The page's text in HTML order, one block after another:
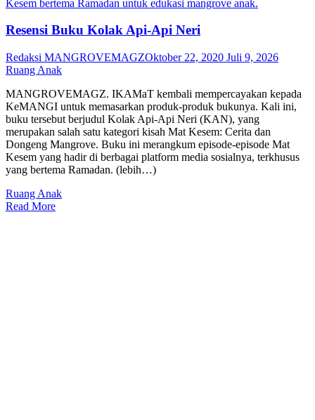
Resensi Buku Kolak Api-Api Neri
Redaksi MANGROVEMAGZOktober 22, 2020 Juli 9, 2026
Ruang Anak
MANGROVEMAGZ. IKAMaT kembali mempercayakan kepada
KeMANGI untuk memasarkan produk-produk bukunya. Kali ini,
buku tersebut berjudul Kolak Api-Api Neri (KAN), yang
merupakan salah satu kategori kisah Mat Kesem: Cerita dan
Dongeng Mangrove. Buku ini merangkum episode-episode Mat
Kesem yang hadir di berbagai platform media sosialnya, terkhusus
yang bertema Ramadan. (lebih…)
Ruang Anak
Read More